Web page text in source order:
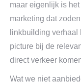
maar eigenlijk is
marketing dat
linkbuilding
picture bij de
direct verkeer
Wat we niet